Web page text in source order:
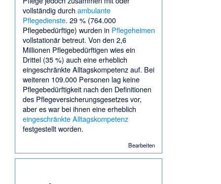
vollständig durch ambulante
Pflegedienste. 29 % (764.000
Pflegebedürftige) wurden in Pflegeheimen
vollstationär betreut. Von den 2,6
Millionen Pflegebedürftigen wies ein
Drittel (35 %) auch eine erheblich
eingeschränkteAlltagskompetenzauf. Bei
weiteren 109.000 Personen lag keine
Pflegebedürftigkeit nach den Definitionen
des Pflegeversicherungsgesetzes vor,
aber es war bei ihnen eine erheblich
eingeschränkte Alltagskompetenz
festgestellt worden.
Bearbeiten